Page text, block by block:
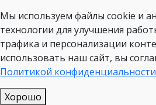
Мы используем файлы cookie и
технологии для улучшения
трафика и персонализации
использовать наш сайт, вы
Политикой конфиденциальности
Хорошо